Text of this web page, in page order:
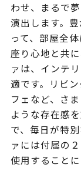
わせ、まるで
演出します。
って、部屋全
座り心地と共
ァは、インテ
適です。リビ
フェなど、さ
ような存在感
で、毎日が特
ァには付属の
使用すること